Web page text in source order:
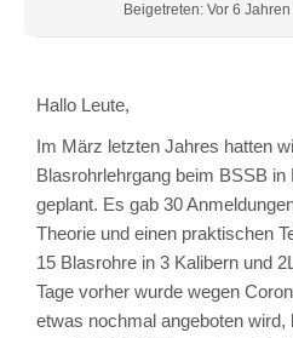
Beigetreten: Vor 6 Jahren
Hallo Leute,
Im März letzten Jahres hatten
Blasrohrlehrgang beim BSSB
geplant. Es gab 30
Theorie und einen praktischen
15 Blasrohre in 3 Kalibern und
Tage vorher wurde wegen
etwas nochmal angeboten wird,